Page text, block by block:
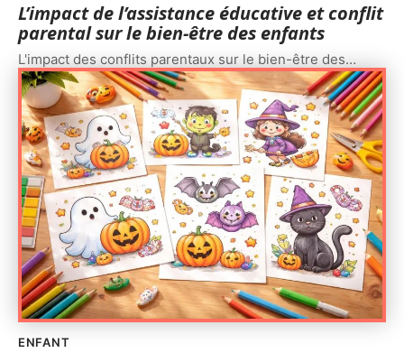
L’impact de l’assistance éducative et conflit
parental sur le bien-être des enfants
L'impact des conflits parentaux sur le bien-être des…
ENFANT